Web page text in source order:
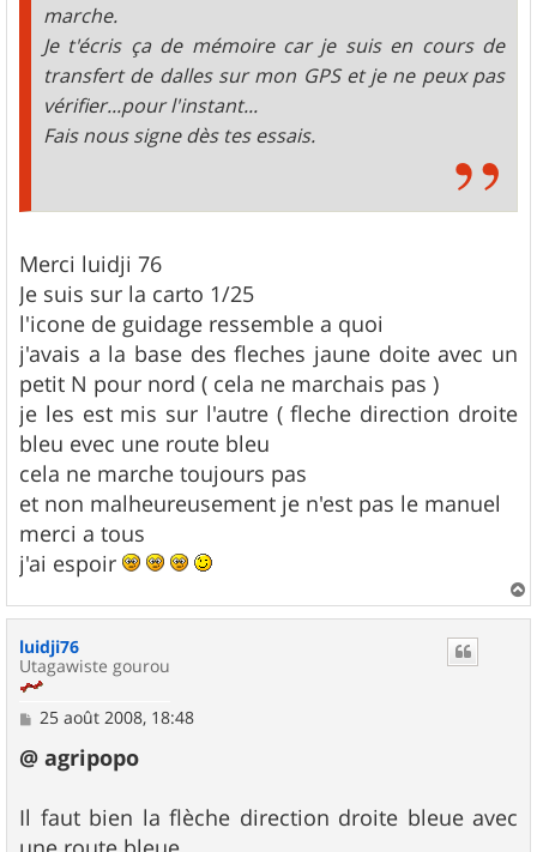
marche.
Je t'écris ça de mémoire car je suis en cours de
transfert de dalles sur mon GPS et je ne peux pas
vérifier...pour l'instant...
Fais nous signe dès tes essais.
Merci luidji 76
Je suis sur la carto 1/25
l'icone de guidage ressemble a quoi
j'avais a la base des fleches jaune doite avec un
petit N pour nord ( cela ne marchais pas )
je les est mis sur l'autre ( fleche direction droite
bleu evec une route bleu
cela ne marche toujours pas
et non malheureusement je n'est pas le manuel
merci a tous
j'ai espoir
a
luidji76
Utagawiste gourou
M
s
s
g
25 août 2008, 18:48
@ agripopo
Il faut bien la flèche direction droite bleue avec